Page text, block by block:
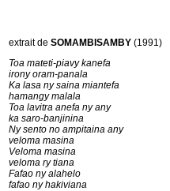
extrait de SOMAMBISAMBY (1991)
Toa mateti-piavy kanefa
irony oram-panala
Ka lasa ny saina miantefa
hamangy malala
Toa lavitra anefa ny any
ka saro-banjinina
Ny sento no ampitaina any
veloma masina
Veloma masina
veloma ry tiana
Fafao ny alahelo
fafao ny hakiviana